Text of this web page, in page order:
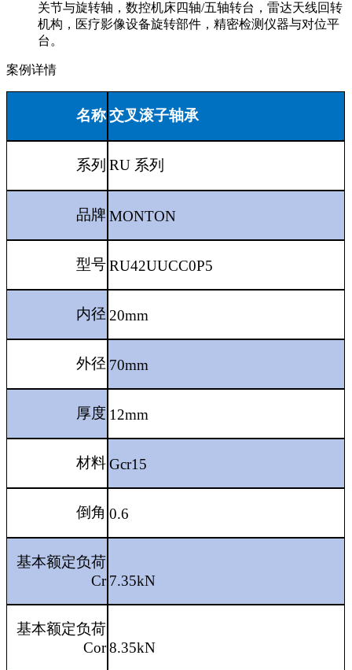
关节与旋转轴，数控机床四轴/五轴转台，雷达天线回转
机构，医疗影像设备旋转部件，精密检测仪器与对位平
台。
案例详情
名称 交叉滚子轴承
系列 RU 系列
品牌 MONTON
型号 RU42UUCC0P5
内径 20mm
外径 70mm
厚度 12mm
材料 Gcr15
倒角 0.6
基本额定负荷
Cr 7.35kN
基本额定负荷
Cor 8.35kN